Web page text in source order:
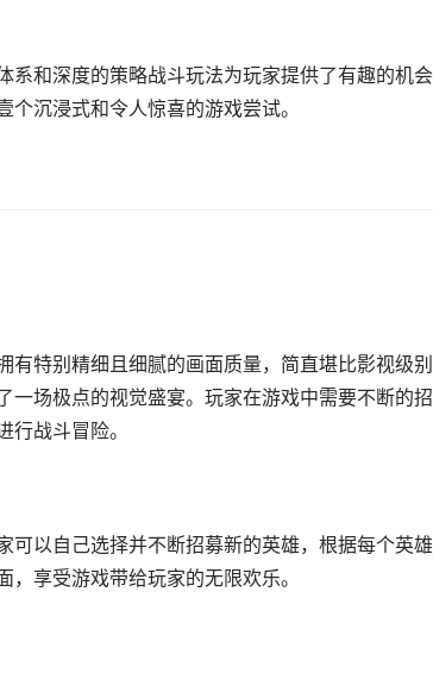
系和深度的策略战斗玩法为玩家提供了有趣的机
沉浸式和令人惊喜的游戏尝试。
有特别精细且细腻的画面质量，简直堪比影视级
一场极点的视觉盛宴。玩家在游戏中需要不断的
战斗冒险。
可以自己选择并不断招募新的英雄，根据每个英
享受游戏带给玩家的无限欢乐。